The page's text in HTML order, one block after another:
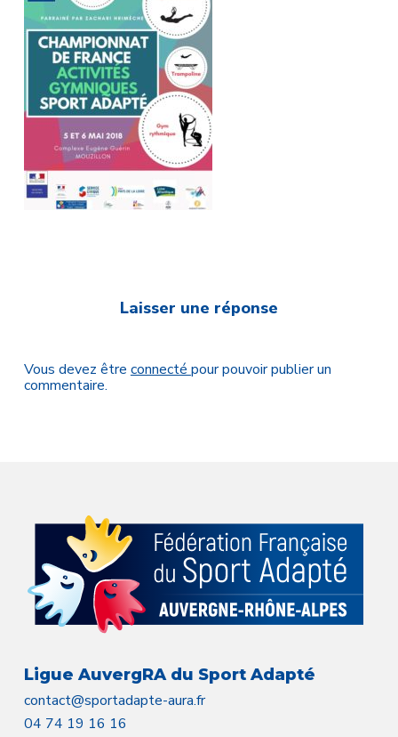
Laisser une réponse
Vous devez être connecté pour pouvoir publier un
commentaire.
Ligue AuvergRA du Sport Adapté
contact@sportadapte-aura.fr
04 74 19 16 16